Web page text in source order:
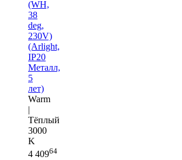
(WH,
38
deg,
230V)
(Arlight,
IP20
Металл,
5
лет)
Warm
|
Тёплый
3000
K
4 40964